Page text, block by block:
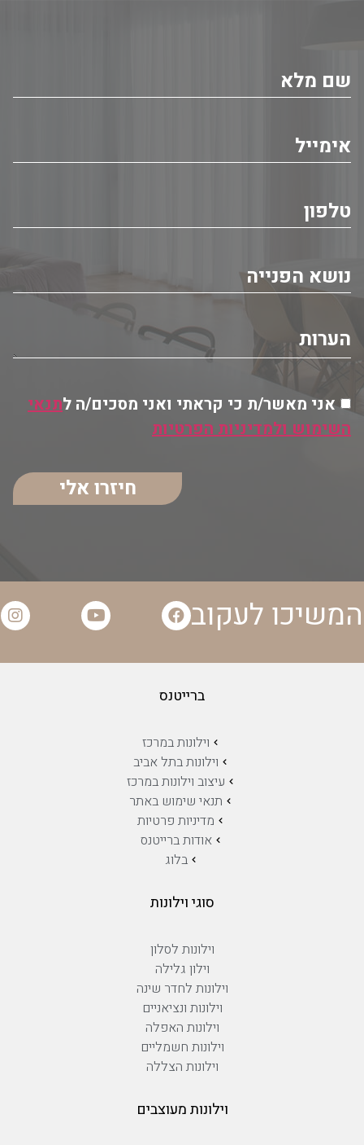
אני מאשר/ת כי קראתי ואני מסכים/ה לתנאי
השימוש ולמדיניות הפרטיות
חיזרו אלי
המשיכו לעקוב
ברייטנס
וילונות במרכז
וילונות בתל אביב
עיצוב וילונות במרכז
תנאי שימוש באתר
מדיניות פרטיות
אודות ברייטנס
בלוג
סוגי וילונות
וילונות לסלון
וילון גלילה
וילונות לחדר שינה
וילונות ונציאניים
וילונות האפלה
וילונות חשמליים
וילונות הצללה
וילונות מעוצבים